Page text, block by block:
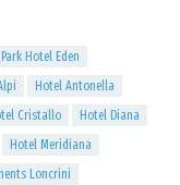
Park Hotel Eden
Hotel Antonella
Cristallo
Hotel Diana
Hotel Meridiana
Loncrini